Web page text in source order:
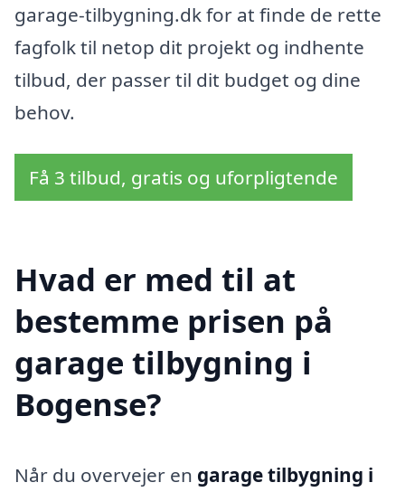
garage-tilbygning.dk for at finde de rette
fagfolk til netop dit projekt og indhente
tilbud, der passer til dit budget og dine
behov.
Få 3 tilbud, gratis og uforpligtende
Hvad er med til at
bestemme prisen på
garage tilbygning i
Bogense?
Når du overvejer en garage tilbygning i